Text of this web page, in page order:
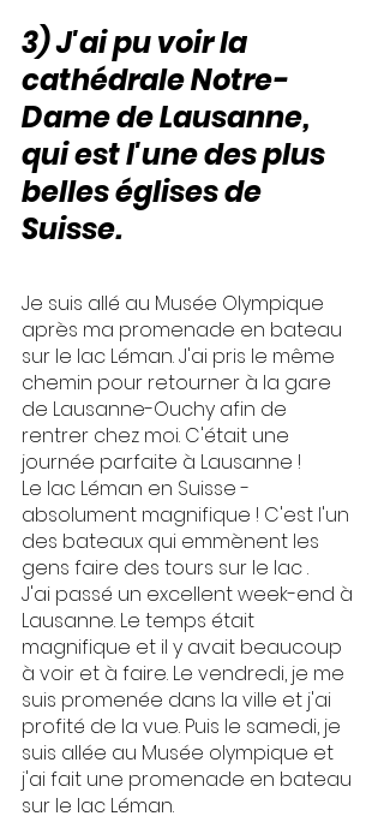
3) J'ai pu voir la
cathédrale Notre-
Dame de Lausanne,
qui est l'une des plus
belles églises de
Suisse.
Je suis allé au Musée Olympique
après ma promenade en bateau
sur le lac Léman. J'ai pris le même
chemin pour retourner à la gare
de Lausanne-Ouchy afin de
rentrer chez moi. C'était une
journée parfaite à Lausanne !
Le lac Léman en Suisse -
absolument magnifique ! C'est l'un
des bateaux qui emmènent les
gens faire des tours sur le lac .
J'ai passé un excellent week-end à
Lausanne. Le temps était
magnifique et il y avait beaucoup
à voir et à faire. Le vendredi, je me
suis promenée dans la ville et j'ai
profité de la vue. Puis le samedi, je
suis allée au Musée olympique et
j'ai fait une promenade en bateau
sur le lac Léman.